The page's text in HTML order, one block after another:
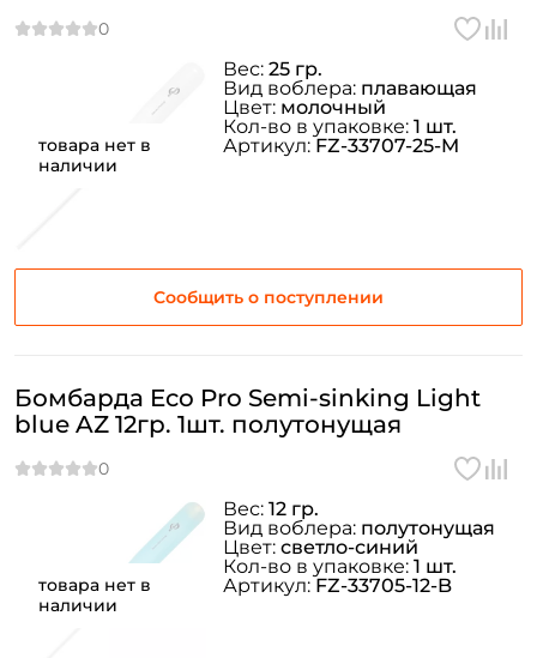
товара нет в
наличии
Сообщить о поступлении
Вес: 25 гр.
Вид воблера: плавающая
Цвет: молочный
Кол-во в упаковке: 1 шт.
Артикул:FZ-33707-25-M
товара нет в
наличии
Бомбарда Eco Pro Semi-sinking Light
blue AZ 12гр. 1шт. полутонущая
Вес: 12 гр.
Вид воблера: полутонущая
Цвет: светло-синий
Кол-во в упаковке: 1 шт.
Артикул:FZ-33705-12-B